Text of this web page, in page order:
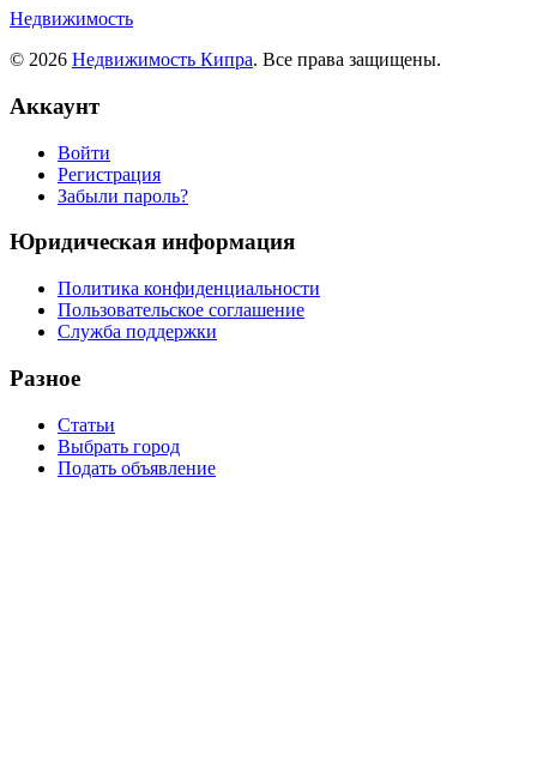
Недвижимость
© 2026 Недвижимость Кипра. Все права защищены.
Аккаунт
Войти
Регистрация
Забыли пароль?
Юридическая информация
Политика конфиденциальности
Пользовательское соглашение
Служба поддержки
Разное
Статьи
Выбрать город
Подать объявление